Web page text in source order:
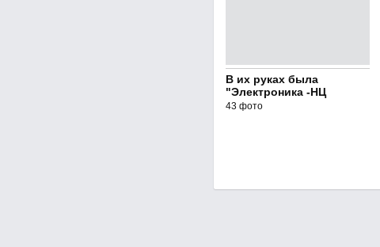
В их руках была
"Электроника -НЦ
43 фото